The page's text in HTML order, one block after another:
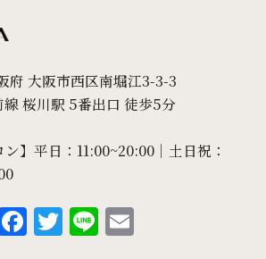
大阪市西区南堀江3-3-3
桜川駅 5番出口 徒歩5分
ン】平日：11:00~20:00｜土日祝：
F
a
T
w
Li
n